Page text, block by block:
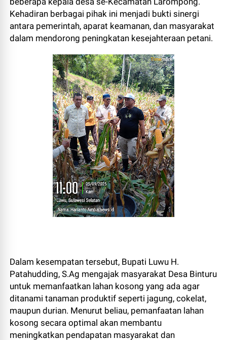
Kehadiran berbagai pihak ini menjadi bukti sinergi
antara pemerintah, aparat keamanan, dan masyarakat
dalam mendorong peningkatan kesejahteraan petani.
Dalam kesempatan tersebut, Bupati Luwu H.
Patahudding, S.Ag mengajak masyarakat Desa Binturu
untuk memanfaatkan lahan kosong yang ada agar
ditanami tanaman produktif seperti jagung, cokelat,
maupun durian. Menurut beliau, pemanfaatan lahan
kosong secara optimal akan membantu
meningkatkan pendapatan masyarakat dan